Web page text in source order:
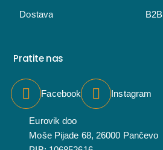
Dostava
B2B
Pratite nas
Facebook Instagram
Eurovik doo
Moše Pijade 68, 26000 Pančevo